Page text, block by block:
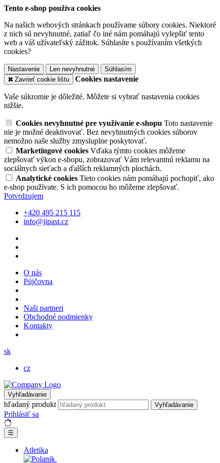
Tento e-shop používa cookies
Na našich webových stránkach používame súbory cookies. Niektoré
z nich sú nevyhnutné, zatiaľ čo iné nám pomáhajú vylepšiť tento
web a váš užívateľský zážitok. Súhlasíte s používaním všetkých
cookies?
Nastavenie Len nevyhnutné
Súhlasím
Zavrieť cookie lištu
Cookies nastavenie
Vaše súkromie je dôležité. Môžete si vybrať nastavenia cookies
nižšie.
Cookies nevyhnutné pre využívanie e-shopu Toto nastavenie
nie je možné deaktivovať. Bez nevyhnutných cookies súborov
nemožno naše služby zmysluplne poskytovať.
Marketingové cookies Vďaka týmto cookies môžeme
zlepšovať výkon e-shopu, zobrazovať Vám relevantnú reklamu na
sociálnych sieťach a ďalších reklamných plochách.
Analytické cookies Tieto cookies nám pomáhajú pochopiť, ako
e-shop používate. S ich pomocou ho môžeme zlepšovať.
Potvrdzujem
+420 495 215 115
info@jipast.cz
O nás
Půjčovna
Naši partneri
Obchodné podmienky
Kontakty
sk
cz
Vyhľadávanie
hľadaný produkt Vyhľadávanie
Prihlásiť sa
☰
Atletika